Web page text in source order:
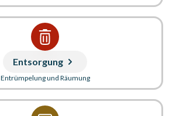
Entsorgung
Entrümpelung und Räumung